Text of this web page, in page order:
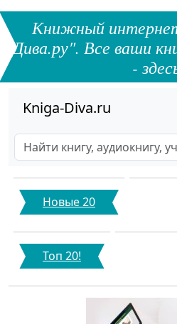
Книжный
Дива.ру". Все ваши
-
Kniga-Diva.ru
Новые 20
Топ 20!